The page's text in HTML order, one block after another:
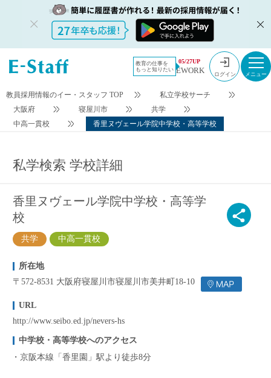
教育の仕事を
もっと知りたい
05/27UP
EWORK ログイン
今すぐ登録 検索条件変更
教員採用情報のイー・スタッフ TOP
私立学校サーチ
大阪府
寝屋川市
共学
中高一貫校
香里ヌヴェール学院中学校・高等学校
私学検索 学校詳細
香里ヌヴェール学院中学校・高等学
校
共学 中高一貫校
所在地
〒572-8531 大阪府寝屋川市寝屋川市美井町18-10
URL
http://www.seibo.ed.jp/nevers-hs
中学校・高等学校へのアクセス
京阪本線「香里園」駅より徒歩8分